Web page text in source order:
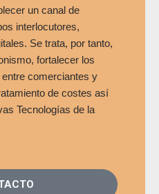
un canal de
interlocutores,
Se trata, por tanto,
fortalecer los
comerciantes y
de costes así
Tecnologías de la